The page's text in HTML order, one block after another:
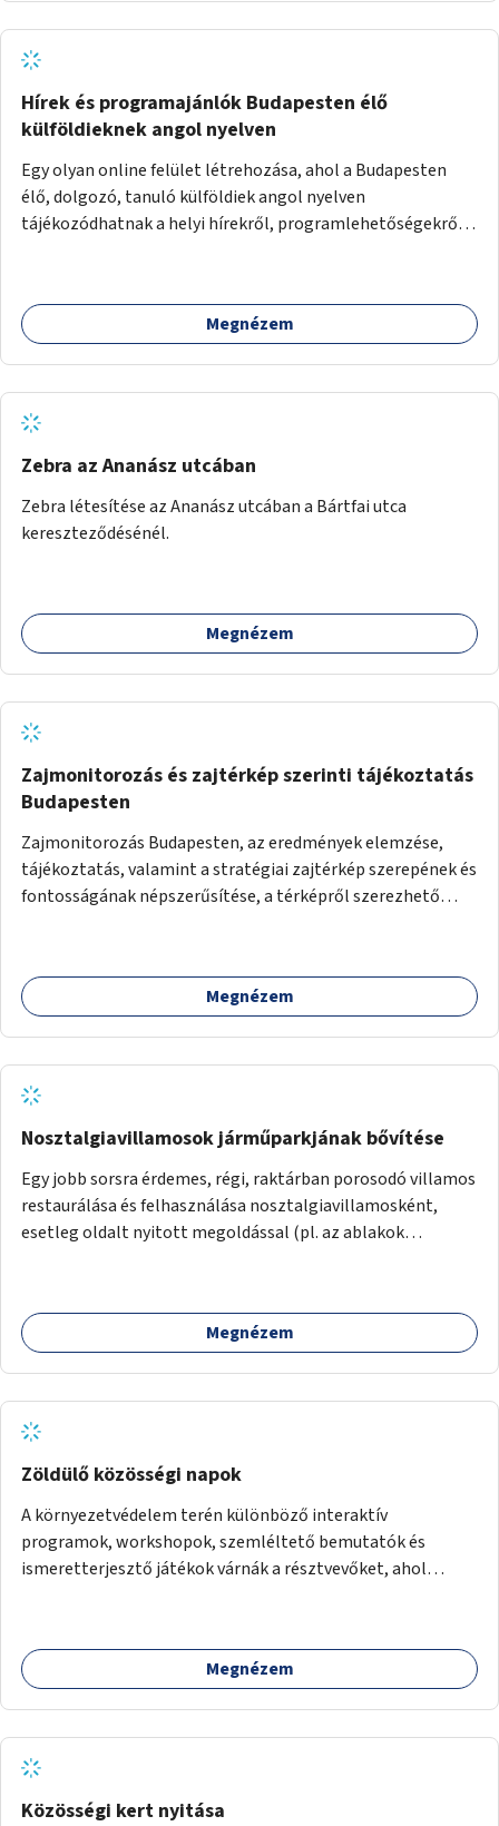
Hírek és programajánlók Budapesten élő
külföldieknek angol nyelven
Egy olyan online felület létrehozása, ahol a Budapesten
élő, dolgozó, tanuló külföldiek angol nyelven
tájékozódhatnak a helyi hírekről, programlehetőségekről,
Megnézem
Zebra az Ananász utcában
Zebra létesítése az Ananász utcában a Bártfai utca
kereszteződésénél.
Megnézem
Zajmonitorozás és zajtérkép szerinti tájékoztatás
Budapesten
Zajmonitorozás Budapesten, az eredmények elemzése,
tájékoztatás, valamint a stratégiai zajtérkép szerepének és
fontosságának népszerűsítése, a térképről szerezhető
Megnézem
Nosztalgiavillamosok járműparkjának bővítése
Egy jobb sorsra érdemes, régi, raktárban porosodó villamos
restaurálása és felhasználása nosztalgiavillamosként,
esetleg oldalt nyitott megoldással (pl. az ablakok
Megnézem
Zöldülő közösségi napok
A környezetvédelem terén különböző interaktív
programok, workshopok, szemléltető bemutatók és
ismeretterjesztő játékok várnák a résztvevőket, ahol
Megnézem
Közösségi kert nyitása